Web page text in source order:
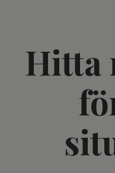
Hitta